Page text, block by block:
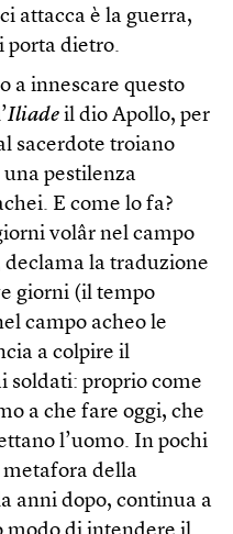
attacca è la guerra,
porta dietro.
a innescare questo
Iliade il dio Apollo, per
sacerdote troiano
pestilenza
E come lo fa?
volâr nel campo
la traduzione
giorni (il tempo
campo acheo le
a colpire il
soldati: proprio come
a che fare oggi, che
l’uomo. In pochi
della
anni dopo, continua a